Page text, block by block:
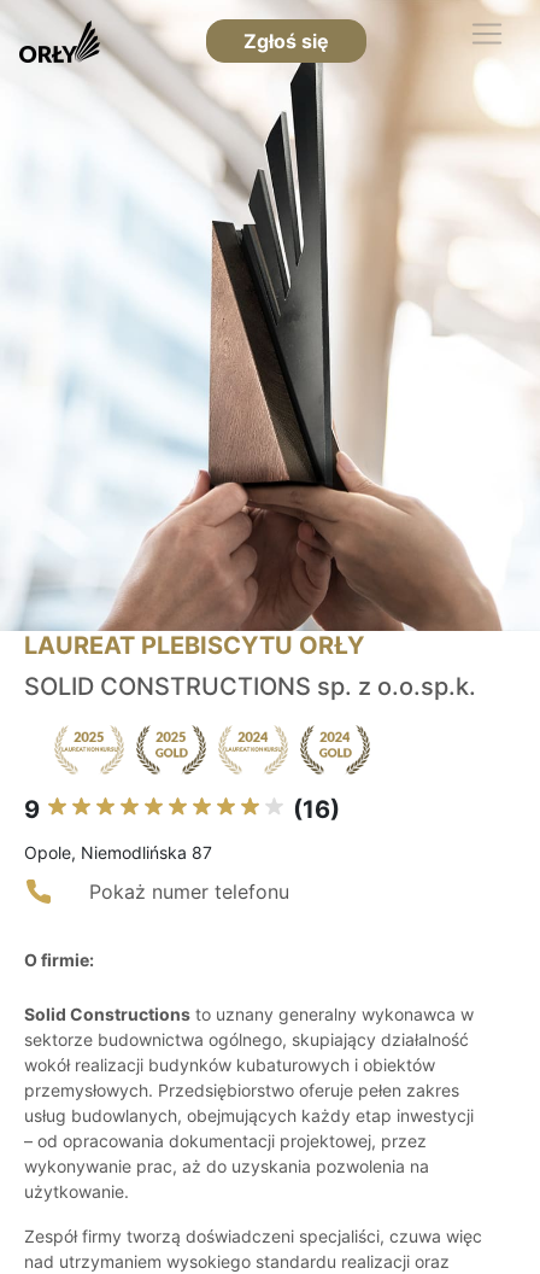
Zgłoś się
LAUREAT PLEBISCYTU ORŁY
SOLID CONSTRUCTIONS sp. z o.o.sp.k.
9 (16)
Opole, Niemodlińska 87
Pokaż numer telefonu
O firmie:
Solid Constructions to uznany generalny wykonawca w
sektorze budownictwa ogólnego, skupiający działalność
wokół realizacji budynków kubaturowych i obiektów
przemysłowych. Przedsiębiorstwo oferuje pełen zakres
usług budowlanych, obejmujących każdy etap inwestycji
– od opracowania dokumentacji projektowej, przez
wykonywanie prac, aż do uzyskania pozwolenia na
użytkowanie.
Zespół firmy tworzą doświadczeni specjaliści, czuwa więc
nad utrzymaniem wysokiego standardu realizacji oraz